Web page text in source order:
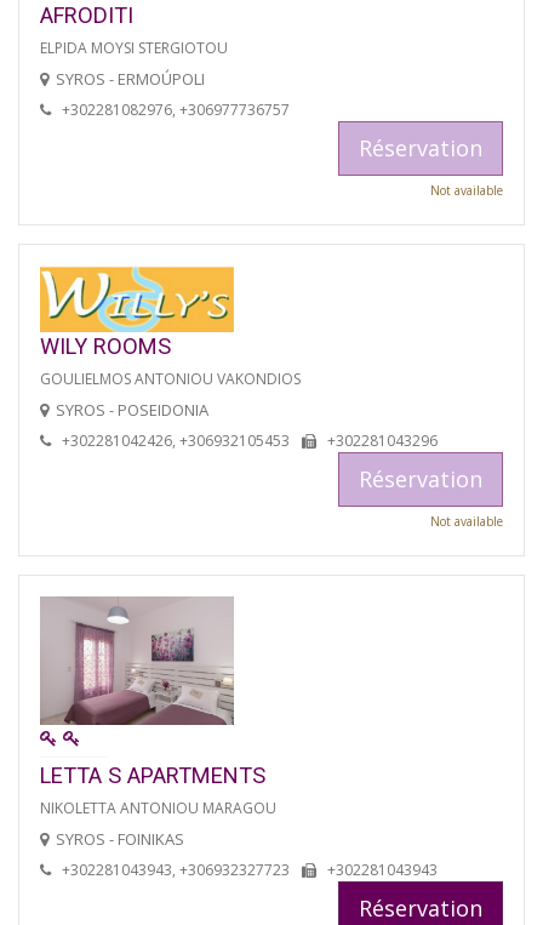
AFRODITI
ELPIDA MOYSI STERGIOTOU
SYROS - ERMOÚPOLI
+302281082976, +306977736757
Réservation
Not available
WILY ROOMS
GOULIELMOS ANTONIOU VAKONDIOS
SYROS - POSEIDONIA
+302281042426, +306932105453 +302281043296
Réservation
Not available
LETTA S APARTMENTS
NIKOLETTA ANTONIOU MARAGOU
SYROS - FOINIKAS
+302281043943, +306932327723 +302281043943
Réservation